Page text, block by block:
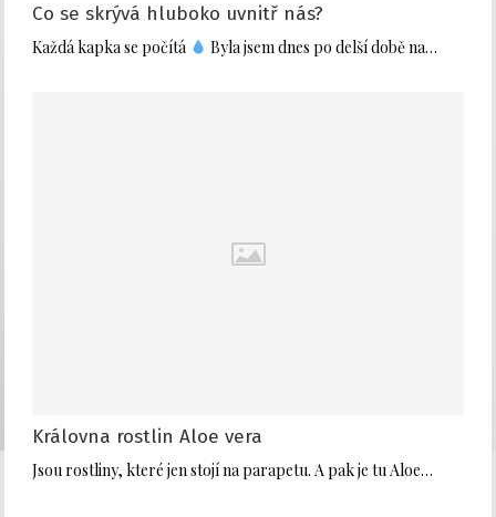
Co se skrývá hluboko uvnitř nás?
Každá kapka se počítá Byla jsem dnes po delší době na…
Královna rostlin Aloe vera
Jsou rostliny, které jen stojí na parapetu. A pak je tu Aloe…